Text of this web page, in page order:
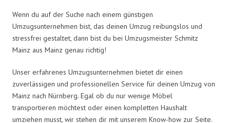
Wenn du auf der Suche nach einem günstigen
Umzugsunternehmen bist, das deinen Umzug reibungslos und
stressfrei gestaltet, dann bist du bei Umzugsmeister Schmitz
Mainz aus Mainz genau richtig!
Unser erfahrenes Umzugsunternehmen bietet dir einen
zuverlässigen und professionellen Service für deinen Umzug von
Mainz nach Nürnberg. Egal ob du nur wenige Möbel
transportieren möchtest oder einen kompletten Haushalt
umziehen musst, wir stehen dir mit unserem Know-how zur Seite.